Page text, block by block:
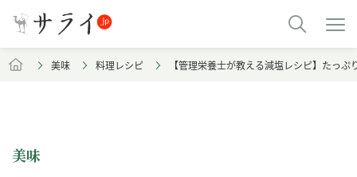
美味 料理レシピ 【管理栄養士が教える減塩レシピ】たっ
美味